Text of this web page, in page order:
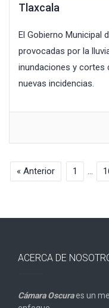
Tlaxcala
El Gobierno Municipal
provocadas por la
inundaciones y cortes
nuevas incidencias.
« Anterior 1 …
ACERCA DE
Cámara Oscuraes un